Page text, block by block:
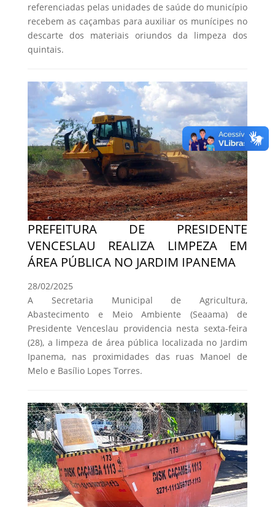
referenciadas pelas unidades de saúde do município
recebem as caçambas para auxiliar os munícipes no
descarte dos materiais oriundos da limpeza dos
quintais.
PREFEITURA DE PRESIDENTE
VENCESLAU REALIZA LIMPEZA EM
ÁREA PÚBLICA NO JARDIM IPANEMA
28/02/2025
A Secretaria Municipal de Agricultura,
Abastecimento e Meio Ambiente (Seaama) de
Presidente Venceslau providencia nesta sexta-feira
(28), a limpeza de área pública localizada no Jardim
Ipanema, nas proximidades das ruas Manoel de
Melo e Basílio Lopes Torres.